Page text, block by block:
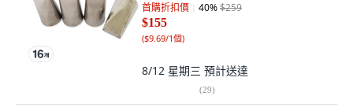
首購折扣價 40%$259
$155
($9.69/1個)
8/12 星期三 預計送達
(29)